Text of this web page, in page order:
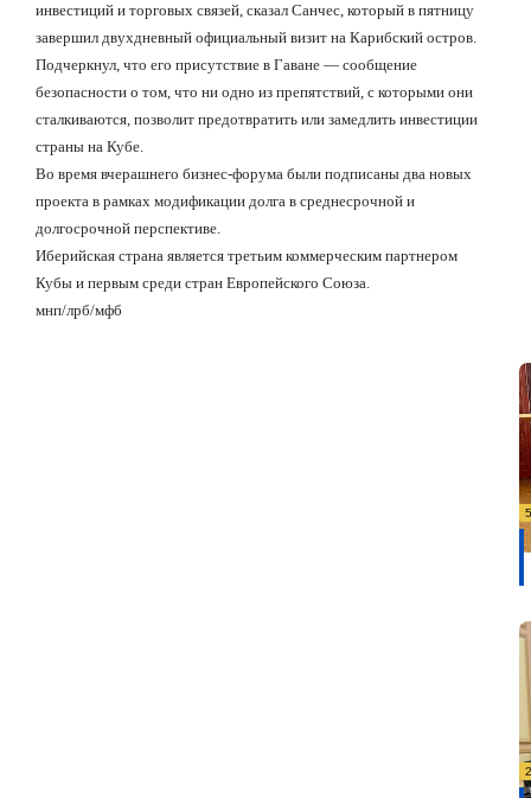
инвестиций и торговых связей, сказал Санчес, который в пятницу
завершил двухдневный официальный визит на Карибский остров.
Подчеркнул, что его присутствие в Гаване — сообщение
безопасности о том, что ни одно из препятствий, с которыми они
сталкиваются, позволит предотвратить или замедлить инвестиции
страны на Кубе.
Во время вчерашнего бизнес-форума были подписаны два новых
проекта в рамках модификации долга в среднесрочной и
долгосрочной перспективе.
Иберийская страна является третьим коммерческим партнером
Кубы и первым среди стран Европейского Союза.
мнп/лрб/мфб